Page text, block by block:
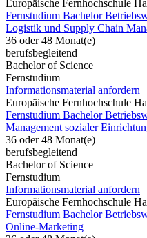
Europäische Fernhochschule
Fernstudium Bachelor
Logistik und Supply Chain
36 oder 48 Monat(e)
berufsbegleitend
Bachelor of Science
Fernstudium
Informationsmaterial anfordern
Europäische Fernhochschule
Fernstudium Bachelor
Management sozialer
36 oder 48 Monat(e)
berufsbegleitend
Bachelor of Science
Fernstudium
Informationsmaterial anfordern
Europäische Fernhochschule
Fernstudium Bachelor
Online-Marketing